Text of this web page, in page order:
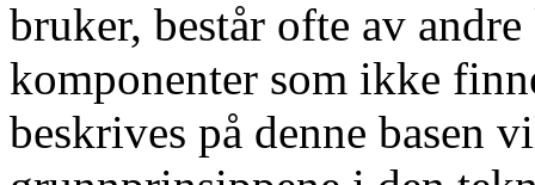
bruker, består ofte av
komponenter som ikke
beskrives på denne basen